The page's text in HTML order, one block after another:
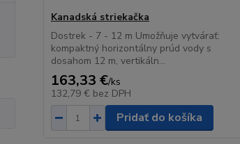
Kanadská striekačka
Dostrek - 7 - 12 m Umožňuje vytvárať:
kompaktný horizontálny prúd vody s
dosahom 12 m, vertikáln...
163,33 €/ks
132,79 € bez DPH
Pridať do košíka